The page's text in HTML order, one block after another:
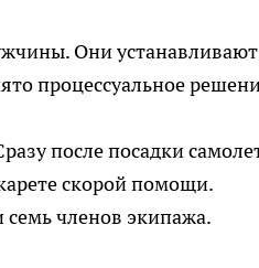
Они устанавливают
процессуальное
после посадки
скорой помощи.
семь членов экипажа.